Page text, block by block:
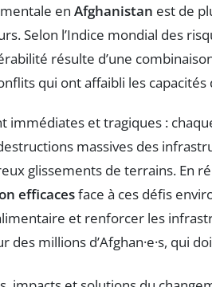
en Afghanistan est de
Selon l’Indice mondial des
résulte d’une
qui ont affaibli les capacités
immédiates et tragiques :
massives des
glissements de terrains. En
efficacesface à ces défis
et renforcer les
des millions d’Afghan·e·s,